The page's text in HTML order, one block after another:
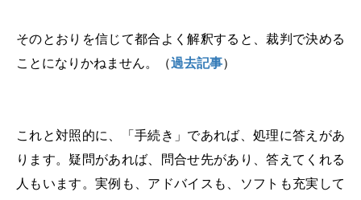
そのとおりを信じて都合よく解釈すると、裁判で決める
ことになりかねません。（過去記事）
これと対照的に、「手続き」であれば、処理に答えがあ
ります。疑問があれば、問合せ先があり、答えてくれる
人もいます。実例も、アドバイスも、ソフトも充実して